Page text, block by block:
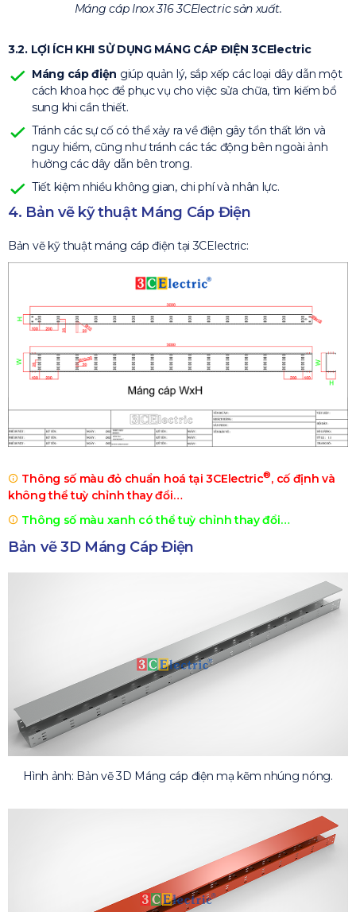
Máng cáp Inox 316 3CElectric sản xuất.
3.2. LỢI ÍCH KHI SỬ DỤNG MÁNG CÁP ĐIỆN 3CElectric
Máng cáp điện giúp quản lý, sắp xếp các loại dây dẫn một
cách khoa học để phục vụ cho việc sửa chữa, tìm kiếm bổ
sung khi cần thiết.
Tránh các sự cố có thể xảy ra về điện gây tổn thất lớn và
nguy hiểm, cũng như tránh các tác động bên ngoài ảnh
hưởng các dây dẫn bên trong.
Tiết kiệm nhiều không gian, chi phí và nhân lực.
4. Bản vẽ kỹ thuật Máng Cáp Điện
Bản vẽ kỹ thuật máng cáp điện tại 3CElectric:
Thông số màu đỏ chuẩn hoá tại 3CElectric®, cố định và
không thể tuỳ chỉnh thay đổi…
Thông số màu xanh có thể tuỳ chỉnh thay đổi…
Bản vẽ 3D Máng Cáp Điện
Hình ảnh: Bản vẽ 3D Máng cáp điện mạ kẽm nhúng nóng.